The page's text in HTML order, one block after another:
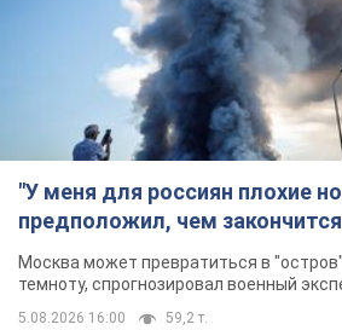
"У меня для россиян плохие
предположил, чем
Москва может превратиться в
темноту, спрогнозировал военный
5.08.2026 16:00 59,2 т.